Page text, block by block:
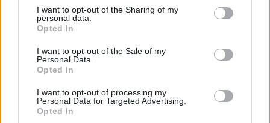
I want to opt-out of the Sharing of my
personal data.
Opted In
I want to opt-out of the Sale of my
Personal Data.
Opted In
I want to opt-out of processing my
Personal Data for Targeted Advertising.
Opted In